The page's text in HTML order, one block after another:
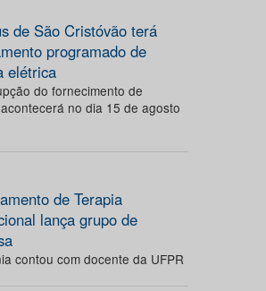
de São Cristóvão terá
programado de
elétrica
do fornecimento de
no dia 15 de agosto
de Terapia
lança grupo de
contou com docente da UFPR